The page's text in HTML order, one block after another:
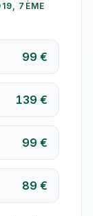
7ÈME
99 €
139 €
99 €
89 €